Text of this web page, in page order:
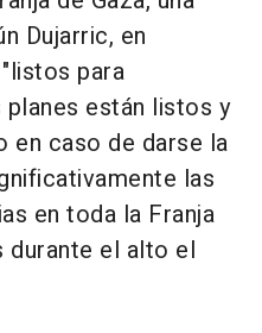
Dujarric, en
para
están listos y
en caso de darse la
las
en toda la Franja
durante el alto el